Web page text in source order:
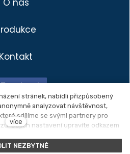
O nás
Kontakt
Facebook
stránek, nabídli přizpůsobený
analyzovat návštěvnost,
sdílíme se svými partnery pro
Jejich nastavení upravíte odkazem
v našichZásadách ochrany osobních
více
NEZBYTNÉ